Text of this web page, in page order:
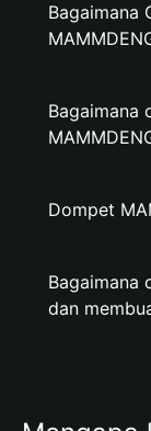
Bagaimana
Bagaimana
Dompet
Bagaimana
dan